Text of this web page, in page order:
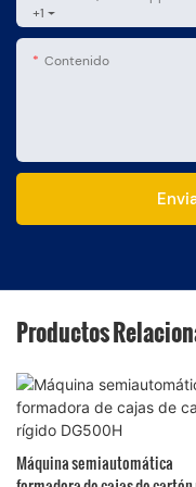
+1
Contenido
Productos
Máquina semiautomática